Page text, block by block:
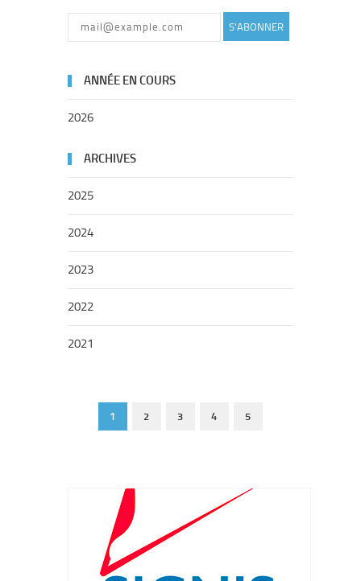
S'ABONNER
ANNÉE EN COURS
2026
ARCHIVES
2025
2024
2023
2022
2021
1 2 3 4 5